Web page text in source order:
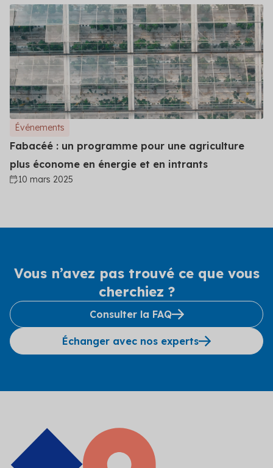
Événements
Fabacéé : un programme pour une agriculture
plus économe en énergie et en intrants
10 mars 2025
Vous n’avez pas trouvé ce que vous
cherchiez ?
Consulter la FAQ
Échanger avec nos experts